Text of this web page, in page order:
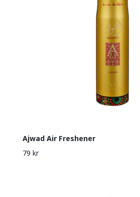
Ajwad Air Freshener
79 kr